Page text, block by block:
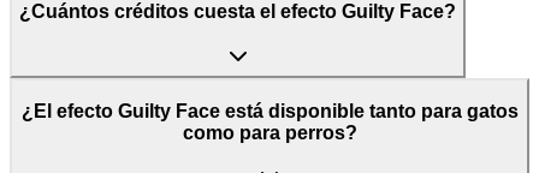
¿Cuántos créditos cuesta el efecto Guilty Face?
¿El efecto Guilty Face está disponible tanto para gatos
como para perros?